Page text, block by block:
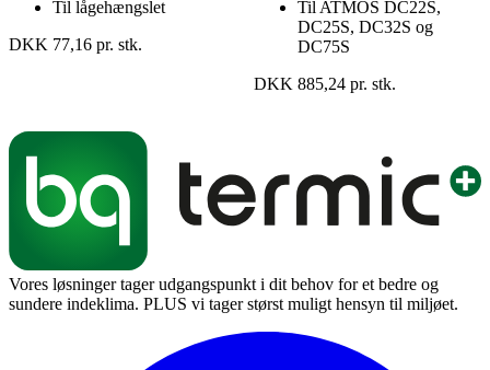
Til lågehængslet
DKK 77,16 pr. stk.
Til ATMOS DC22S,
DC25S, DC32S og
DC75S
DKK 885,24 pr. stk.
Vores løsninger tager udgangspunkt i dit behov for et bedre og
sundere indeklima. PLUS vi tager størst muligt hensyn til miljøet.